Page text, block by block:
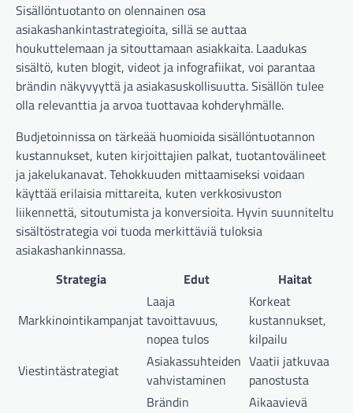
Sisällöntuotanto on olennainen osa
asiakashankintastrategioita, sillä se auttaa
houkuttelemaan ja sitouttamaan asiakkaita. Laadukas
sisältö, kuten blogit, videot ja infografiikat, voi parantaa
brändin näkyvyyttä ja asiakasuskollisuutta. Sisällön tulee
olla relevanttia ja arvoa tuottavaa kohderyhmälle.
Budjetoinnissa on tärkeää huomioida sisällöntuotannon
kustannukset, kuten kirjoittajien palkat, tuotantovälineet
ja jakelukanavat. Tehokkuuden mittaamiseksi voidaan
käyttää erilaisia mittareita, kuten verkkosivuston
liikennettä, sitoutumista ja konversioita. Hyvin suunniteltu
sisältöstrategia voi tuoda merkittäviä tuloksia
asiakashankinnassa.
Strategia
Edut Haitat
Markkinointikampanjat
Laaja
tavoittavuus,
nopea tulos
Korkeat
kustannukset,
kilpailu
Viestintästrategiat
Asiakassuhteiden
vahvistaminen
Vaatii jatkuvaa
panostusta
Brändin
Aikaavievä